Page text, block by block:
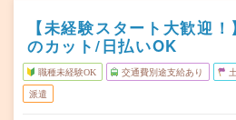
【未経験スタート大歓迎
のカット/日払いOK
職種未経験OK 交通費別途支給あり
派遣